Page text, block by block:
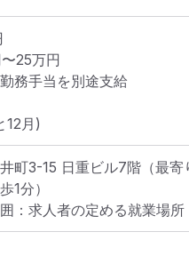
円〜25万円
務手当を別途支給
12月)
町3-15 日重ビル7階 （最
1分）
：求人者の定める就業場所